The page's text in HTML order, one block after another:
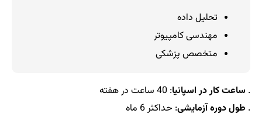
تحلیل داده
مهندسی کامپیوتر
متخصص پزشکی
. ساعت کار در اسپانیا: 40 ساعت در هفته
. طول دوره آزمایشی: حداکثر 6 ماه